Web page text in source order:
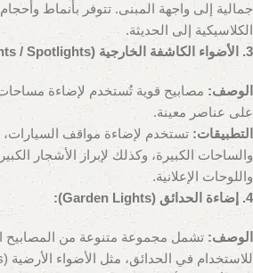
جمالية إلى واجهة المبنى. تتوفر بأنماط
الكلاسيكية إلى الحديثة.
3. الأضواء الكاشفة الخارجية (Outdoor Flood Lights / Spotlights):
الوصف: مصابيح قوية تُستخدم لإضاءة
على عناصر معينة.
التطبيقات: تستخدم لإضاءة مواقف السيارات،
والساحات الكبيرة، وكذلك لإبراز الأشجار
واللوحات الإعلانية.
4. إضاءة الحدائق (Garden Lights):
الوصف: تشمل مجموعة متنوعة من